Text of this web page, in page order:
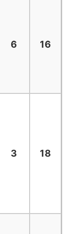
6 16
3 18